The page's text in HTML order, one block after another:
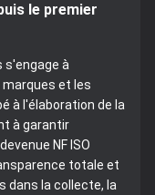
le premier
s'engage à
et les
à l'élaboration de la
à garantir
NF ISO
totale et
dans la collecte, la